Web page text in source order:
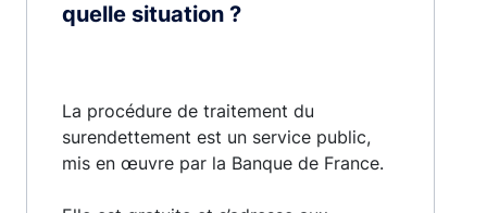
quelle situation ?
La procédure de traitement du
surendettement est un service public,
mis en œuvre par la Banque de France.